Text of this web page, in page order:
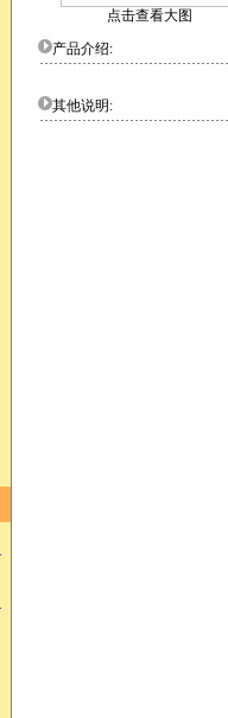
点击查看大图
产品介绍:
其他说明: